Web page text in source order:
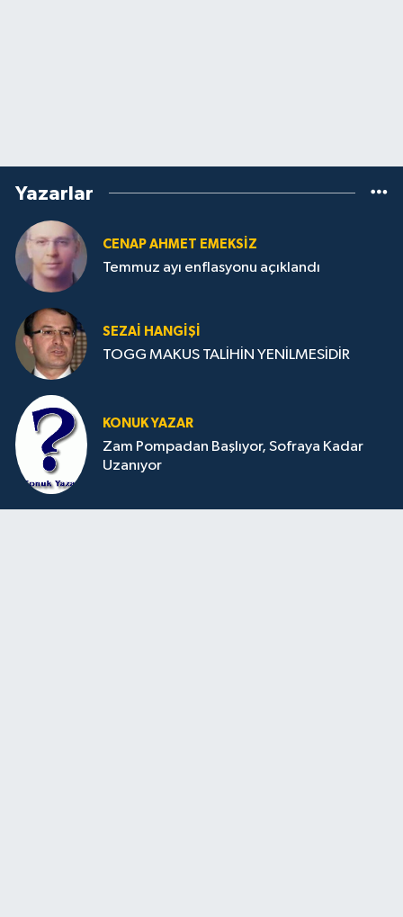
Yazarlar
CENAP AHMET EMEKSİZ
Temmuz ayı enflasyonu açıklandı
SEZAI HANGİŞİ
TOGG MAKUS TALİHİN YENİLMESİDİR
KONUK YAZAR
Zam Pompadan Başlıyor, Sofraya Kadar
Uzanıyor